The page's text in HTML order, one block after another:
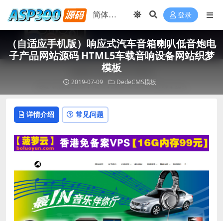
登录
（自适应手机版）响应式汽车音箱喇叭低音炮电
子产品网站源码 HTML5车载音响设备网站织梦
模板
2019-07-09 DedeCMS模板
详情介绍 常见问题